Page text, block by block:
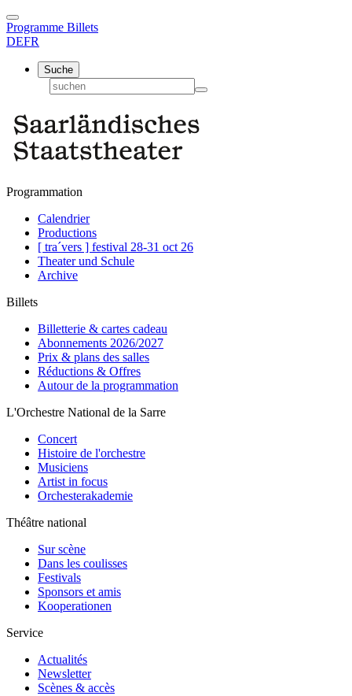
Programme Billets
DEFR
Suche
Programmation
Calendrier
Productions
[ tra´vers ] festival 28-31 oct 26
Theater und Schule
Archive
Billets
Billetterie & cartes cadeau
Abonnements 2026/2027
Prix & plans des salles
Réductions & Offres
Autour de la programmation
L'Orchestre National de la Sarre
Concert
Histoire de l'orchestre
Musiciens
Artist in focus
Orchesterakademie
Théâtre national
Sur scène
Dans les coulisses
Festivals
Sponsors et amis
Kooperationen
Service
Actualités
Newsletter
Scènes & accès